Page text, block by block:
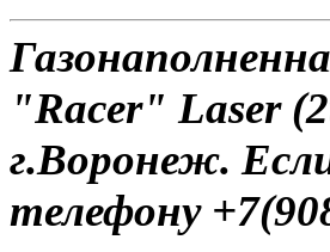
"Racer" Laser
г.Воронеж.
телефону